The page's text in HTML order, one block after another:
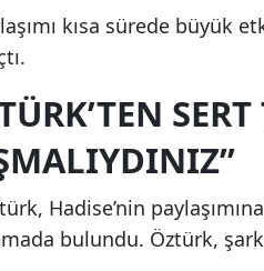
kısa sürede büyük
Hadise’nin
bulundu. Öztürk,